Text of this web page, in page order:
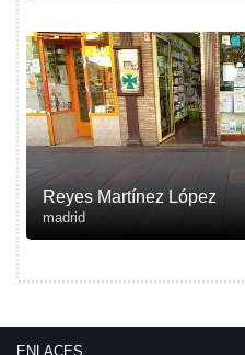
Reyes Martínez López
madrid
ENLACES